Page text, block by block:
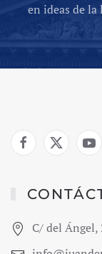
en ideas de
C/ del